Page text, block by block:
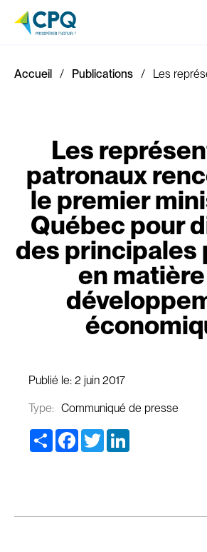
Accueil Publications Les
Les
patronaux
le premier
Québec pour
des principales
en
Publié le: 2 juin 2017
Type: Communiqué de presse
Share Facebook
Twitter